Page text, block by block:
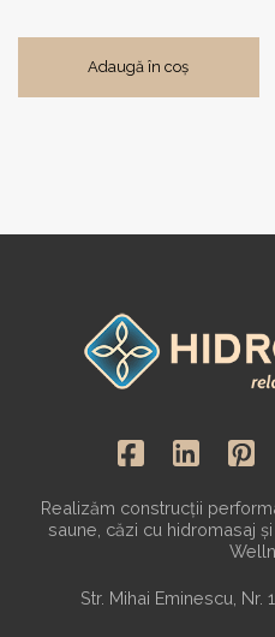
Adaugă în coș
Realizăm construcții
saune, căzi cu hidromasaj
Str. Mihai Eminescu, Nr.